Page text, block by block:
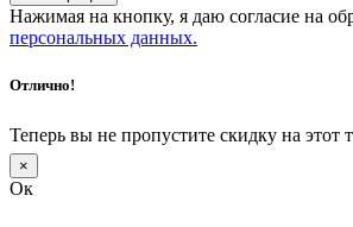
Нажимая на кнопку, я даю согласие на
персональных данных.
Отлично!
Теперь вы не пропустите скидку на этот
×
Ок